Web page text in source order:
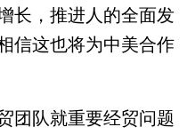
长，推进人的全面发
信这也将为中美合作
队就重要经贸问题